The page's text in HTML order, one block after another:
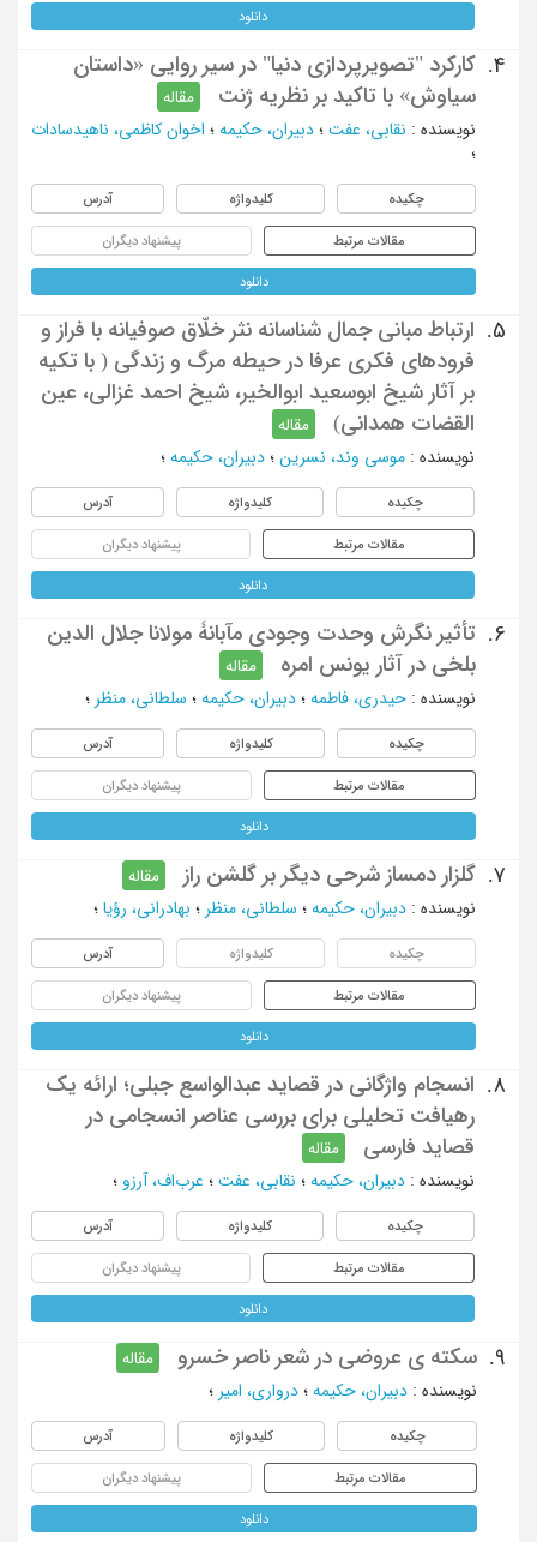
دانلود
4.
کارکرد "تصویرپردازی دنیا" در سیر روایی «داستان
سیاوش» با تاکید بر نظریه ژنت
مقاله
نویسنده : نقابی، عفت ؛ دبیران، حکیمه ؛ اخوان کاظمی، ناهیدسادات
؛
چکیده کلیدواژه آدرس
مقالات مرتبط پیشنهاد دیگران
دانلود
5.
ارتباط مبانی جمال شناسانه نثر خلّاق صوفیانه با فراز و
فرودهای فکری عرفا در حیطه مرگ و زندگی ( با تکیه
بر آثار شیخ ابوسعید ابوالخیر، شیخ احمد غزالی، عین
القضات همدانی)
مقاله
نویسنده : موسی وند، نسرین ؛ دبیران، حکیمه ؛
چکیده کلیدواژه آدرس
مقالات مرتبط پیشنهاد دیگران
دانلود
6.
تأثیر نگرش وحدت وجودی مآبانۀ مولانا جلال الدین
بلخی در آثار یونس امره
مقاله
نویسنده : حیدری، فاطمه ؛ دبیران، حکیمه ؛ سلطانی، منظر ؛
چکیده کلیدواژه آدرس
مقالات مرتبط پیشنهاد دیگران
دانلود
7. گلزار دمساز شرحی دیگر بر گلشن راز
مقاله
نویسنده : دبیران، حکیمه ؛ سلطانی، منظر ؛ بهادرانی، رؤیا ؛
چکیده کلیدواژه آدرس
مقالات مرتبط پیشنهاد دیگران
دانلود
8.
انسجام واژگانی در قصاید عبدالواسع جبلی؛ ارائه یک
رهیافت تحلیلی برای بررسی عناصر انسجامی در
قصاید فارسی
مقاله
نویسنده : دبیران، حکیمه ؛ نقابی، عفت ؛ عرب‌اف، آرزو ؛
چکیده کلیدواژه آدرس
مقالات مرتبط پیشنهاد دیگران
دانلود
9. سکته ی عروضی در شعر ناصر خسرو
مقاله
نویسنده : دبیران، حکیمه ؛ درواری، امیر ؛
چکیده کلیدواژه آدرس
مقالات مرتبط پیشنهاد دیگران
دانلود